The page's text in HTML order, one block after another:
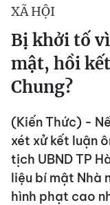
XÃ HỘI
Bị khởi tố
mật, hồi
Chung?
(Kiến Thức) -
xét xử kết luận
tịch UBND TP
liệu bí mật Nhà
hình phạt cao